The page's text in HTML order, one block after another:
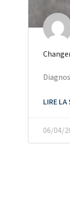
LIRE LA
06/04/